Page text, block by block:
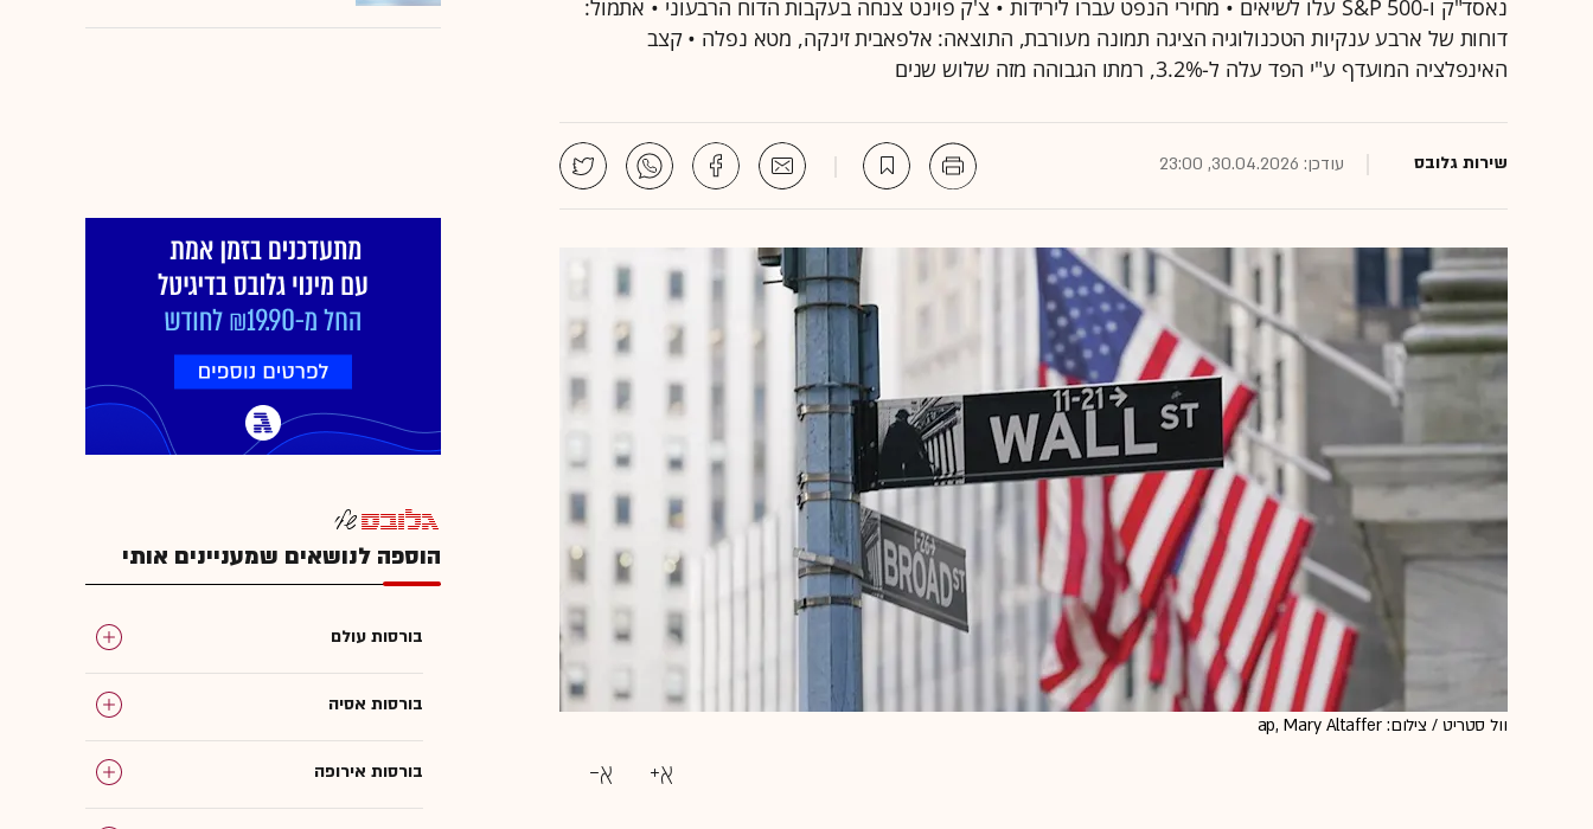
נאסד"ק ו-S&P 500 עלו לשיאים • מחירי הנפט עברו לירידות • צ'ק פוינט צנחה בעקבות הדוח הרבעוני • אתמול:
דוחות של ארבע ענקיות הטכנולוגיה הציגה תמונה מעורבת, התוצאה: אלפאבית זינקה, מטא נפלה • קצב
האינפלציה המועדף ע"י הפד עלה ל-3.2%, רמתו הגבוהה מזה שלוש שנים
שירות גלובס עודכן: 30.04.2026, 23:00
וול סטריט / צילום: ap, Mary Altaffer
הוספה לנושאים שמעניינים אותי
בורסות עולם
בורסות אסיה
בורסות אירופה